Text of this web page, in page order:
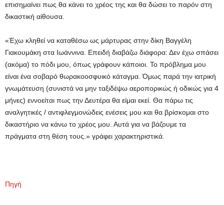
επισημαίνει πως θα κάνει το χρέος της και θα δώσει το παρόν στη
δικαστική αίθουσα.
«Έχω κληθεί να καταθέσω ως μάρτυρας στην δίκη Βαγγέλη
Γιακουμάκη στα Ιωάννινα. Επειδή διαβάζω διάφορα: Δεν έχω σπάσει
(ακόμα) το πόδι μου, όπως γράφουν κάποιοι. Το πρόβλημα μου
είναι ένα σοβαρό θωρακοοσφυικό κάταγμα. Όμως παρά την ιατρική
γνωμάτευση (συνιστά να μην ταξιδέψω αεροπορικώς ή οδικώς για 4
μήνες) εννοείται πως την Δευτέρα θα είμαι εκεί. Θα πάρω τις
αναλγητικές / αντιφλεγμονώδεις ενέσεις μου και θα βρίσκομαι στο
δικαστήριο να κάνω το χρέος μου. Αυτά για να βάζουμε τα
πράγματα στη θέση τους.» γράφει χαρακτηριστικά.
Πηγή